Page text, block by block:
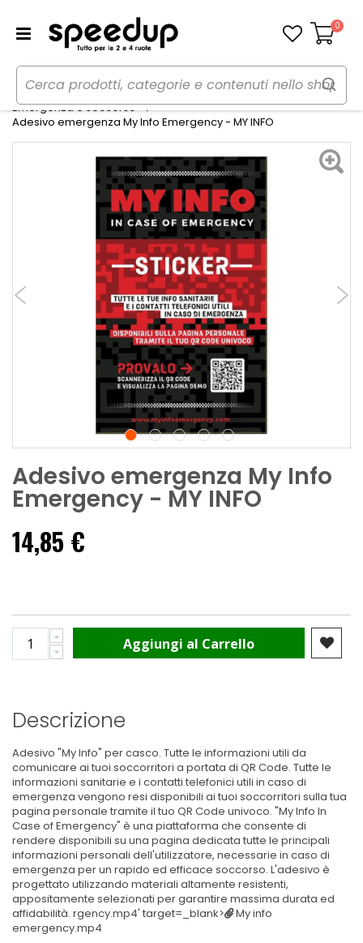
Carrello
0
Home Moto
Accessori moto
Emergenza e soccorso
Adesivo emergenza My Info Emergency - MY INFO
Adesivo emergenza My Info
Emergency - MY INFO
14,85 €
Aggiungi al Carrello
Descrizione
Adesivo "My Info" per casco. Tutte le informazioni utili da
comunicare ai tuoi soccorritori a portata di QR Code. Tutte le
informazioni sanitarie e i contatti telefonici utili in caso di
emergenza vengono resi disponibili ai tuoi soccorritori sulla tua
pagina personale tramite il tuo QR Code univoco. "My Info In
Case of Emergency" è una piattaforma che consente di
rendere disponibili su una pagina dedicata tutte le principali
informazioni personali dell'utilizzatore, necessarie in caso di
emergenza per un rapido ed efficace soccorso. L'adesivo è
progettato utilizzando materiali altamente resistenti,
appositamente selezionati per garantire massima durata ed
affidabilità. rgency.mp4' target=_blank>
My info
emergency.mp4